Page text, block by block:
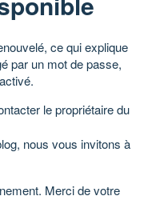
ce qui explique
par un mot de passe,
le propriétaire du
nous vous invitons à
Merci de votre